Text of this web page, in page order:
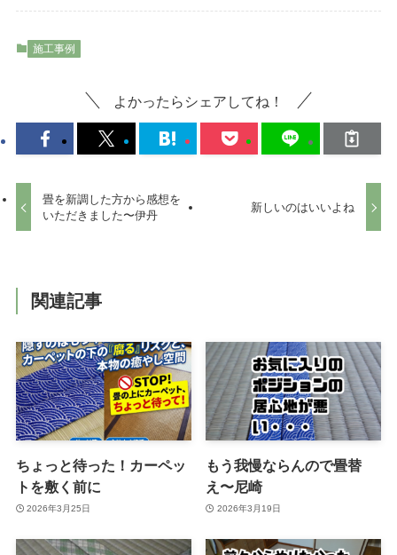
施工事例
よかったらシェアしてね！
畳を新調した方から感想を
いただきました〜伊丹
新しいのはいいよね
関連記事
ちょっと待った！カーペッ
トを敷く前に
2026年3月25日
もう我慢ならんので畳替
え〜尼崎
2026年3月19日